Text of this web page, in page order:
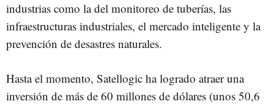
industrias como la del monitoreo de tuberías, las
infraestructuras industriales, el mercado inteligente y la
prevención de desastres naturales.
Hasta el momento, Satellogic ha logrado atraer una
inversión de más de 60 millones de dólares (unos 50,6